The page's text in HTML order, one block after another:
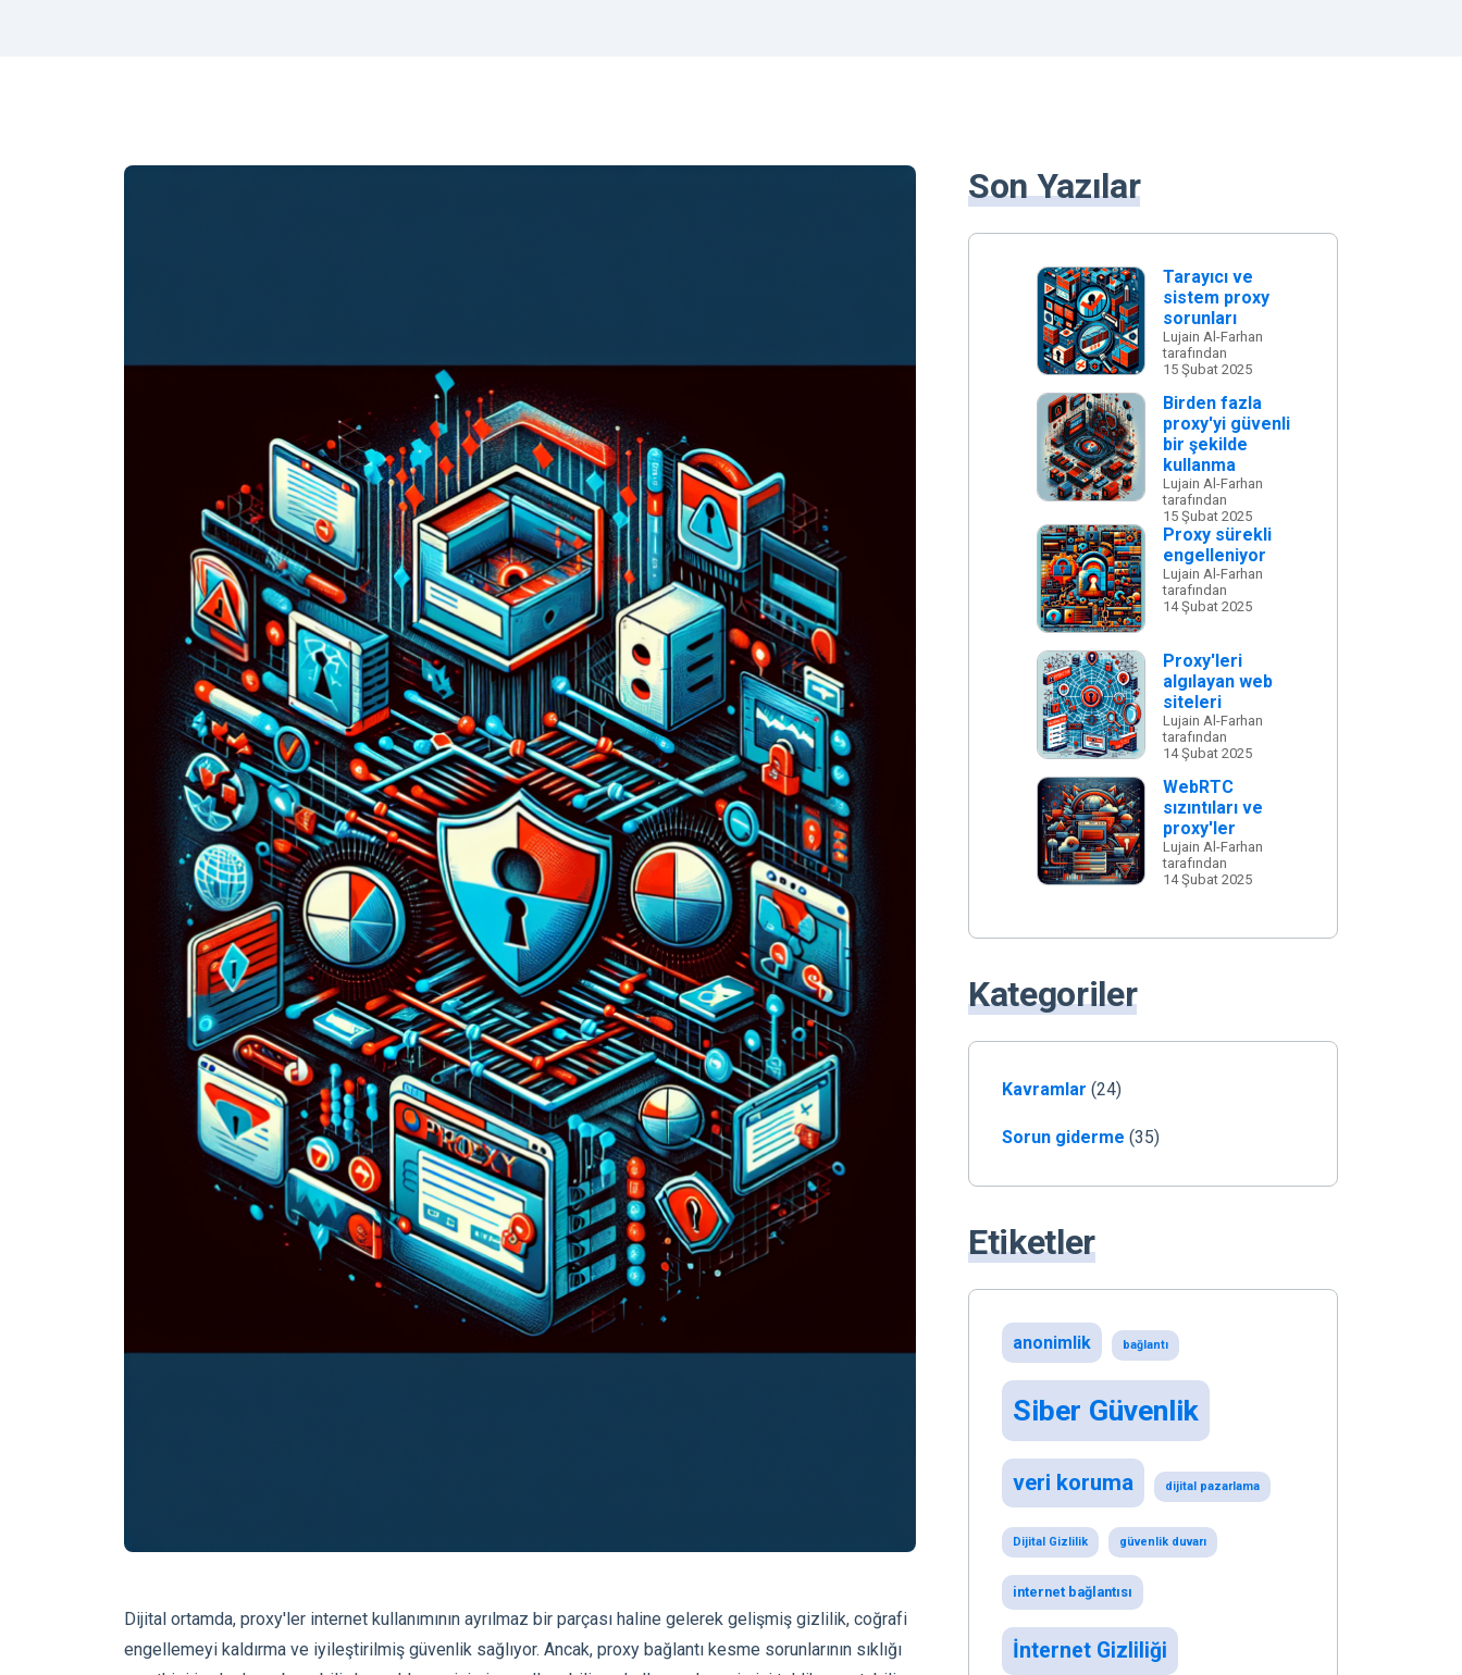
Dijital ortamda, proxy'ler internet kullanımının ayrılmaz bir parçası haline gelerek gelişmiş gizlilik, coğrafi
engellemeyi kaldırma ve iyileştirilmiş güvenlik sağlıyor. Ancak, proxy bağlantı kesme sorunlarının sıklığı
Son Yazılar
Tarayıcı ve
sistem proxy
sorunları
Lujain Al-Farhan
tarafından
15 Şubat 2025
Birden fazla
proxy'yi güvenli
bir şekilde
kullanma
Lujain Al-Farhan
tarafından
15 Şubat 2025
Proxy sürekli
engelleniyor
Lujain Al-Farhan
tarafından
14 Şubat 2025
Proxy'leri
algılayan web
siteleri
Lujain Al-Farhan
tarafından
14 Şubat 2025
WebRTC
sızıntıları ve
proxy'ler
Lujain Al-Farhan
tarafından
14 Şubat 2025
Kategoriler
Kavramlar (24)
Sorun giderme (35)
Etiketler
anonimlik bağlantı
Siber Güvenlik
veri koruma dijital pazarlama
Dijital Gizlilik güvenlik duvarı
internet bağlantısı
İnternet Gizliliği